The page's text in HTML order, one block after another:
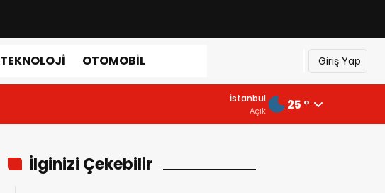
TEKNOLOJI OTOMOBIL Giriş Yap
İstanbul
Açık 25 °
İlginizi Çekebilir